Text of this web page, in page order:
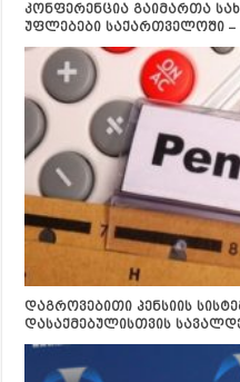
კონფერენცია გაიმართა
უფლებები საქართველოში –
დაგროვებითი პენსიის
დასაქმებულისთვის